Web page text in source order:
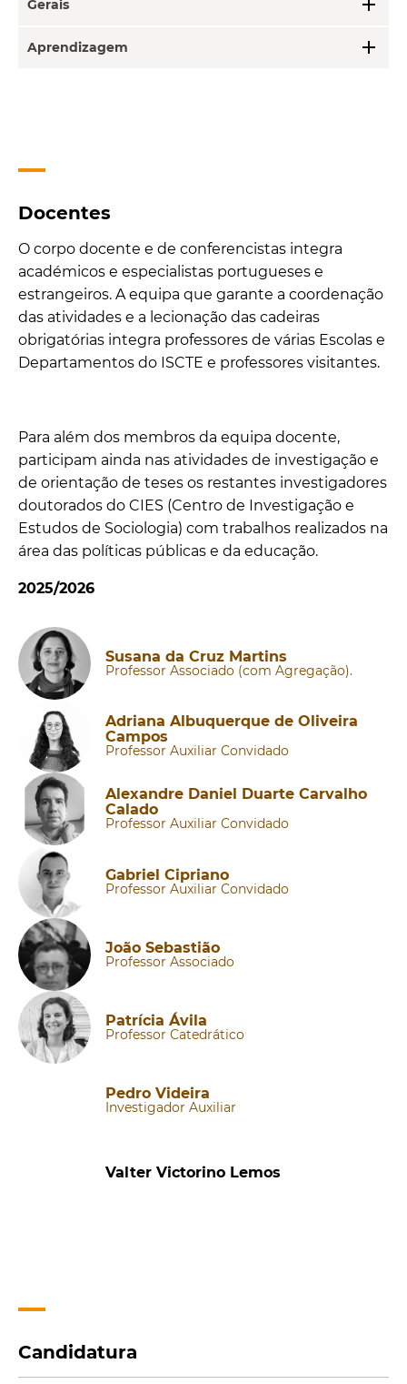
Gerais
Aprendizagem add
Docentes
O corpo docente e de conferencistas integra
académicos e especialistas portugueses e
estrangeiros. A equipa que garante a coordenação
das atividades e a lecionação das cadeiras
obrigatórias integra professores de várias Escolas e
Departamentos do ISCTE e professores visitantes.
Para além dos membros da equipa docente,
participam ainda nas atividades de investigação e
de orientação de teses os restantes investigadores
doutorados do CIES (Centro de Investigação e
Estudos de Sociologia) com trabalhos realizados na
área das políticas públicas e da educação.
2025/2026
Susana da Cruz Martins
Professor Associado (com Agregação).
Adriana Albuquerque de Oliveira
Campos
Professor Auxiliar Convidado
Alexandre Daniel Duarte Carvalho
Calado
Professor Auxiliar Convidado
Gabriel Cipriano
Professor Auxiliar Convidado
João Sebastião
Professor Associado
Patrícia Ávila
Professor Catedrático
Pedro Videira
Investigador Auxiliar
Valter Victorino Lemos
Candidatura